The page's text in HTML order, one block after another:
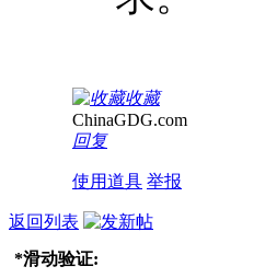
收藏
ChinaGDG.com
回复
使用道具 举报
返回列表
*滑动验证: